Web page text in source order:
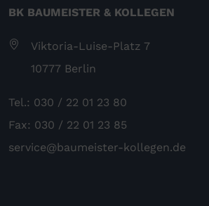
BK BAUMEISTER & KOLLEGEN
Viktoria-Luise-Platz 7
10777 Berlin
Tel.: 030 / 22 01 23 80
Fax: 030 / 22 01 23 85
service@baumeister-kollegen.de